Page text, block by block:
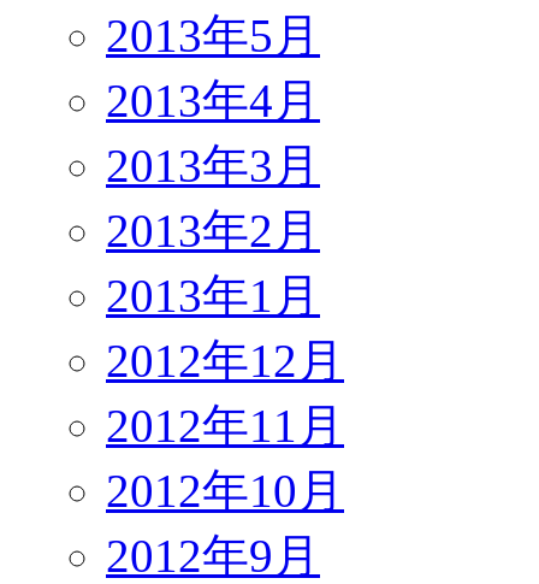
2013年5月
2013年4月
2013年3月
2013年2月
2013年1月
2012年12月
2012年11月
2012年10月
2012年9月